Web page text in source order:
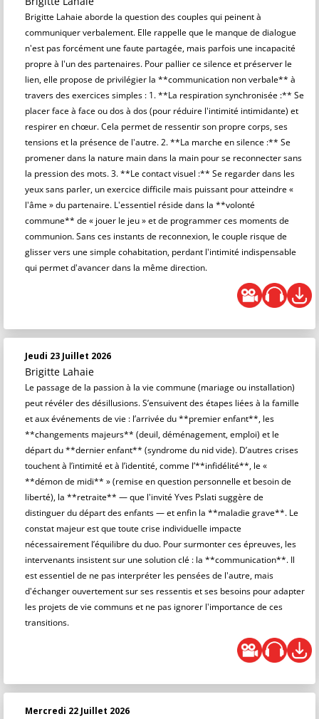
Brigitte Lahaie aborde la question des couples qui peinent à
communiquer verbalement. Elle rappelle que le manque de dialogue
n'est pas forcément une faute partagée, mais parfois une incapacité
propre à l'un des partenaires. Pour pallier ce silence et préserver le
lien, elle propose de privilégier la **communication non verbale** à
travers des exercices simples : 1. **La respiration synchronisée :** Se
placer face à face ou dos à dos (pour réduire l'intimité intimidante) et
respirer en chœur. Cela permet de ressentir son propre corps, ses
tensions et la présence de l'autre. 2. **La marche en silence :** Se
promener dans la nature main dans la main pour se reconnecter sans
la pression des mots. 3. **Le contact visuel :** Se regarder dans les
yeux sans parler, un exercice difficile mais puissant pour atteindre «
l'âme » du partenaire. L'essentiel réside dans la **volonté
commune** de « jouer le jeu » et de programmer ces moments de
communion. Sans ces instants de reconnexion, le couple risque de
glisser vers une simple cohabitation, perdant l'intimité indispensable
qui permet d'avancer dans la même direction.
Jeudi 23 Juillet 2026
Brigitte Lahaie
Le passage de la passion à la vie commune (mariage ou installation)
peut révéler des désillusions. S’ensuivent des étapes liées à la famille
et aux événements de vie : l’arrivée du **premier enfant**, les
**changements majeurs** (deuil, déménagement, emploi) et le
départ du **dernier enfant** (syndrome du nid vide). D’autres crises
touchent à l’intimité et à l’identité, comme l’**infidélité**, le «
**démon de midi** » (remise en question personnelle et besoin de
liberté), la **retraite** — que l'invité Yves Pslati suggère de
distinguer du départ des enfants — et enfin la **maladie grave**. Le
constat majeur est que toute crise individuelle impacte
nécessairement l’équilibre du duo. Pour surmonter ces épreuves, les
intervenants insistent sur une solution clé : la **communication**. Il
est essentiel de ne pas interpréter les pensées de l'autre, mais
d'échanger ouvertement sur ses ressentis et ses besoins pour adapter
les projets de vie communs et ne pas ignorer l'importance de ces
transitions.
Mercredi 22 Juillet 2026